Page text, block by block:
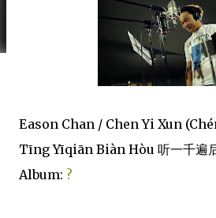
Eason Chan / Chen Yi Xun
Tīng Yīqiān Biàn Hòu 听一千遍
Album: ?